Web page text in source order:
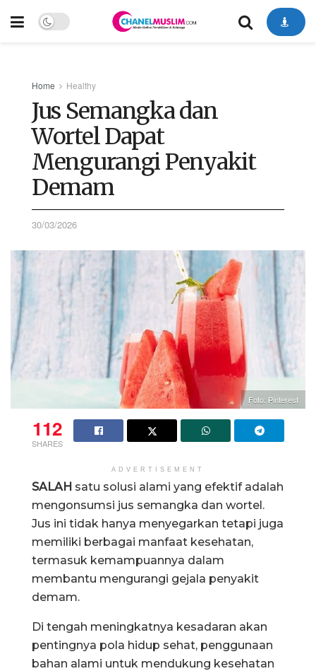
Home Healthy
Jus Semangka dan
Wortel Dapat
Mengurangi Penyakit
Demam
30/03/2026
Foto: Pinterest
112
SHARES
ADVERTISEMENT
SALAH satu solusi alami yang efektif adalah
mengonsumsi jus semangka dan wortel.
Jus ini tidak hanya menyegarkan tetapi juga
memiliki berbagai manfaat kesehatan,
termasuk kemampuannya dalam
membantu mengurangi gejala penyakit
demam.
Di tengah meningkatnya kesadaran akan
pentingnya pola hidup sehat, penggunaan
bahan alami untuk mendukung kesehatan